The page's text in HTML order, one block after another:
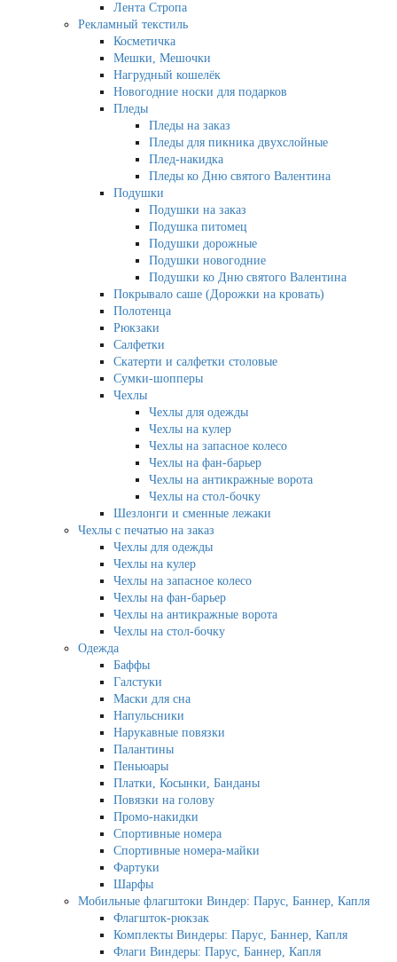
Лента Стропа
Рекламный текстиль
Косметичка
Мешки, Мешочки
Нагрудный кошелёк
Новогодние носки для подарков
Пледы
Пледы на заказ
Пледы для пикника двухслойные
Плед-накидка
Пледы ко Дню святого Валентина
Подушки
Подушки на заказ
Подушка питомец
Подушки дорожные
Подушки новогодние
Подушки ко Дню святого Валентина
Покрывало саше (Дорожки на кровать)
Полотенца
Рюкзаки
Салфетки
Скатерти и салфетки столовые
Сумки-шопперы
Чехлы
Чехлы для одежды
Чехлы на кулер
Чехлы на запасное колесо
Чехлы на фан-барьер
Чехлы на антикражные ворота
Чехлы на стол-бочку
Шезлонги и сменные лежаки
Чехлы с печатью на заказ
Чехлы для одежды
Чехлы на кулер
Чехлы на запасное колесо
Чехлы на фан-барьер
Чехлы на антикражные ворота
Чехлы на стол-бочку
Одежда
Баффы
Галстуки
Маски для сна
Напульсники
Нарукавные повязки
Палантины
Пеньюары
Платки, Косынки, Банданы
Повязки на голову
Промо-накидки
Спортивные номера
Спортивные номера-майки
Фартуки
Шарфы
Мобильные флагштоки Виндер: Парус, Баннер, Капля
Флагшток-рюкзак
Комплекты Виндеры: Парус, Баннер, Капля
Флаги Виндеры: Парус, Баннер, Капля